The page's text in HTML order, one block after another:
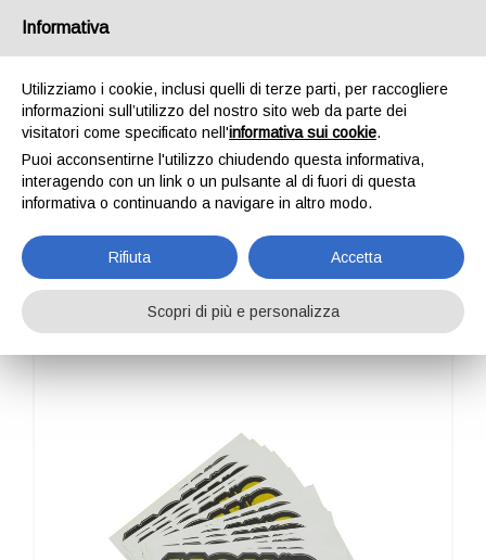
PROMOTIONAL KONG STICKERS
KONG STICKERS
Informativa
Utilizziamo i cookie, inclusi quelli di terze parti, per raccogliere
informazioni sull’utilizzo del nostro sito web da parte dei
visitatori come specificato nell'informativa sui cookie.
Puoi acconsentirne l'utilizzo chiudendo questa informativa,
interagendo con un link o un pulsante al di fuori di questa
informativa o continuando a navigare in altro modo.
Rifiuta Accetta
Scopri di più e personalizza